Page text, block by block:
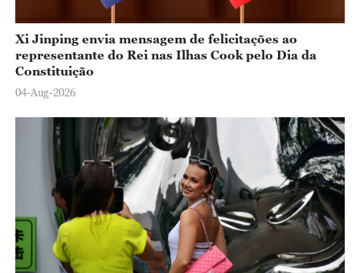
Xi Jinping envia mensagem de felicitações ao
representante do Rei nas Ilhas Cook pelo Dia da
Constituição
04-Aug-2026